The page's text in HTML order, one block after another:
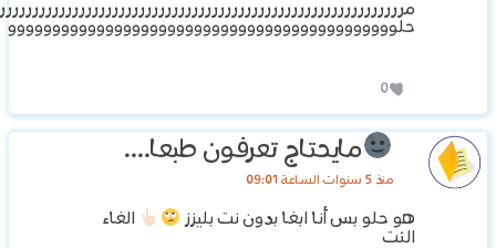
حلوووووووووووووووووووووووووووووووووووووووووووو
0
مايحتاج تعرفون طبعا....
منذ 5 سنوات الساعة 09:01
هو حلو بس أنا ابغا بدون نت بليزز
الغاء
النت